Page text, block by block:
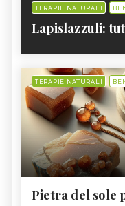
TERAPIE NATURALI
Lapislazzuli:
TERAPIE NATURALI
Pietra del sole